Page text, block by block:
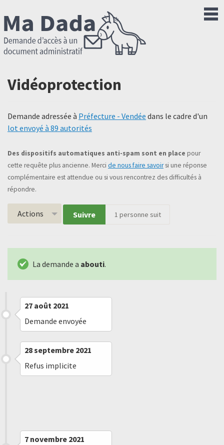
Vidéoprotection
Demande adressée à Préfecture - Vendée dans le cadre d'un
lot envoyé à 89 autorités
Des dispositifs automatiques anti-spam sont en place pour
cette requête plus ancienne. Merci de nous faire savoirsi une réponse
complémentaire est attendue ou si vous rencontrez des difficultés à
répondre.
Actions Suivre 1 personne suit
La demande a abouti.
27 août 2021
Demande envoyée
28 septembre 2021
Refus implicite
7 novembre 2021